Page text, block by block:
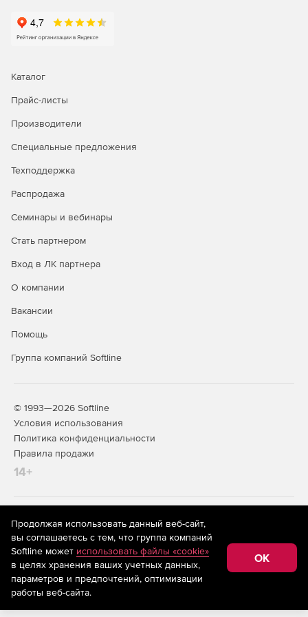
информации, синхронизации баз данных и т. д.
Console.
Server 2003, Server 2008, Windows 7\Mac OS X 10.4
Tiger или 10.5 Leopard\10.6 Snow Leopard.
Процессор: Pentium II processor.
Оперативная память: 256 Мб.
Каталог
Прайс-листы
Производители
Специальные предложения
Техподдержка
Распродажа
Семинары и вебинары
Стать партнером
Вход в ЛК партнера
О компании
Вакансии
Помощь
Группа компаний Softline
© 1993—2026 Softline
Условия использования
Политика конфиденциальности
Правила продажи
14+
На информационном ресурсе store.softline.ru применяются
рекомендательные технологии
(информационные технологии
предоставления информации на основе сбора,
систематизации и анализа сведений, относящихся к
предпочтениям пользователей сети «Интернет»,
находящихся на территории Российской Федерации)
Продолжая использовать данный веб-сайт,
вы соглашаетесь с тем, что группа компаний
Softline может использовать файлы «cookie»
в целях хранения ваших учетных данных,
параметров и предпочтений, оптимизации
работы веб-сайта.
OK